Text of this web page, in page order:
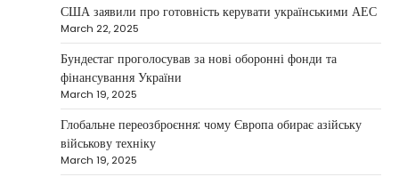
NEWS
Велика Британія та Норвегія
передадуть Україні безпілотники та
обладнання на $580 мільйонів
Велика Британія та Норвегія оголосили про
спільне фінансування нового оборонного пакета
для України на суму…
США заявили про готовність керувати українськими АЕС
March 22, 2025
Бундестаг проголосував за нові оборонні фонди та
фінансування України
March 19, 2025
Глобальне переозброєння: чому Європа обирає азійську
військову техніку
March 19, 2025